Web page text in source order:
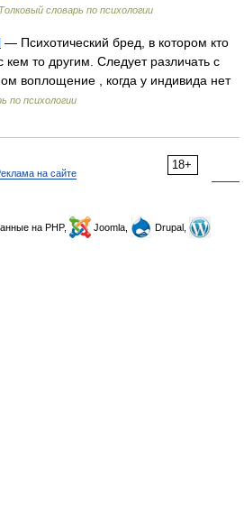
Толковый словарь по психологии
— Психотический бред, в котором кто
кем то другим. Следует различать с
воплощение , когда у индивида нет
по психологии
18+
на сайте
на PHP, Joomla,
Drupal,